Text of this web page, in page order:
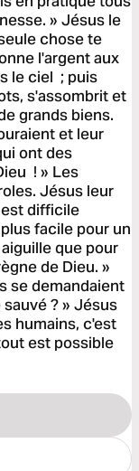
» Jésus le
chose te
l'argent aux
le ciel ; puis
s'assombrit et
grands biens.
et leur
ont des
! » Les
Jésus leur
difficile
facile pour un
que pour
de Dieu. »
se demandaient
? » Jésus
humains, c'est
est possible